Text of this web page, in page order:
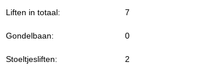
Liften in totaal: 7
Gondelbaan: 0
Stoeltjesliften: 2